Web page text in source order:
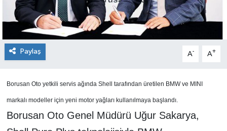
Paylaş A- A+
Borusan Oto yetkili servis ağında Shell tarafından üretilen BMW ve MINI
markalı modeller için yeni motor yağları kullanılmaya başlandı.
Borusan Oto Genel Müdürü Uğur Sakarya,
YAŞAM